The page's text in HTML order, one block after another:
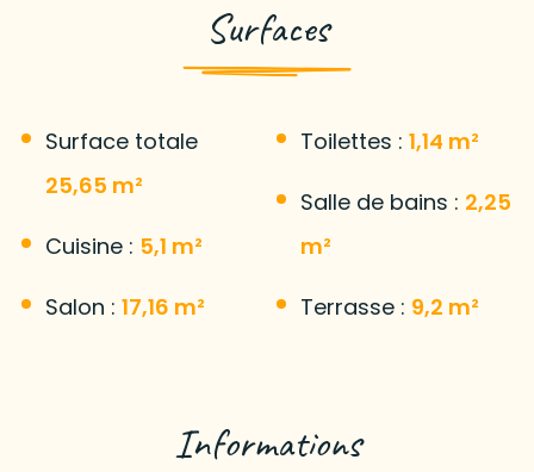
Surfaces
Surface totale
25,65 m²
Cuisine : 5,1 m²
Salon : 17,16 m²
Toilettes : 1,14 m²
Salle de bains : 2,25
m²
Terrasse : 9,2 m²
Informations